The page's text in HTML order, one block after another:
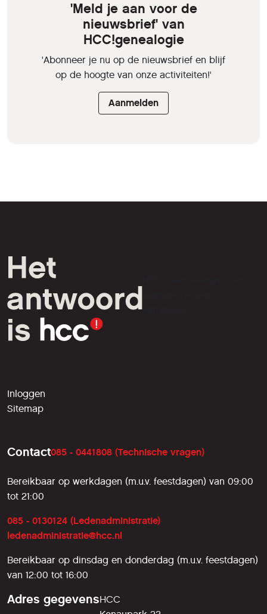
'Meld je aan voor de
nieuwsbrief' van
HCC!genealogie
'Abonneer je nu op de nieuwsbrief en blijf
op de hoogte van onze activiteiten!'
Aanmelden
liefhebbers.
Inloggen
Sitemap
Contact085 - 0441808 (Technische vragen)
Bereikbaar op werkdagen (m.u.v. feestdagen) van 09:00
tot 21:00
085 - 0130124 (Ledenadministratie)
ledenadministratie@hcc.nl
Bereikbaar op dinsdag en donderdag (m.u.v. feestdagen)
van 12:00 tot 16:00
Adres gegevensHCC